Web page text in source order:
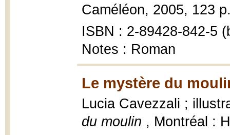
Caméléon, 2005, 123
ISBN : 2-89428-842-5
Notes : Roman
Le mystère du
Lucia Cavezzali ;
du moulin , Montréal :